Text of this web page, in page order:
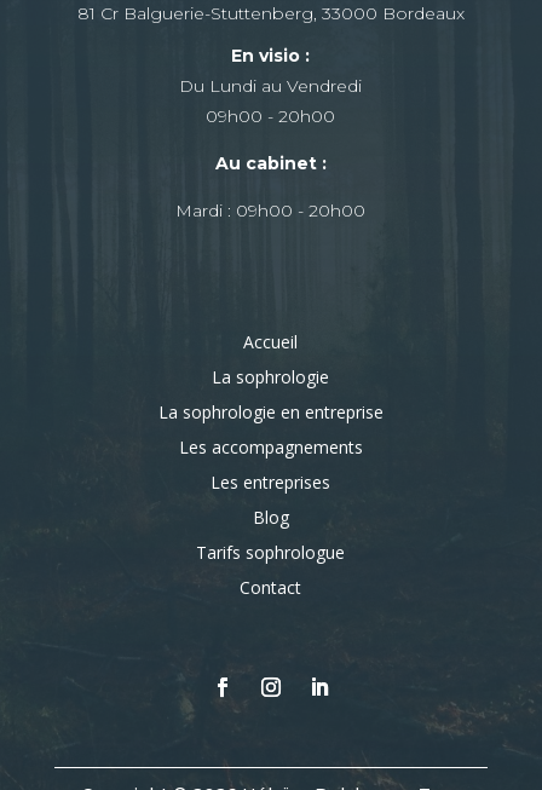
81 Cr Balguerie-Stuttenberg, 33000 Bordeaux
En visio :
Du Lundi au Vendredi
09h00 - 20h00
Au cabinet :
Mardi : 09h00 - 20h00
Accueil
La sophrologie
La sophrologie en entreprise
Les accompagnements
Les entreprises
Blog
Tarifs sophrologue
Contact